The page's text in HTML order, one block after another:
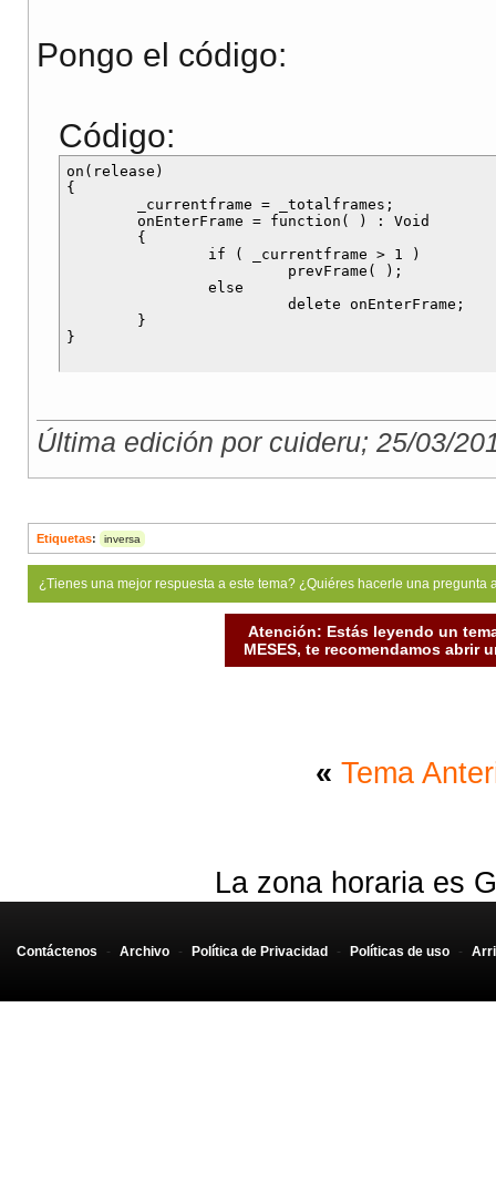
Pongo el código:
Código:
on(release)
{
        _currentframe = _totalframes;
        onEnterFrame = function( ) : Void
        {
                if ( _currentframe > 1 )
                         prevFrame( );
                else
                         delete onEnterFrame;
        }
Última edición por cuideru; 25/03/
Etiquetas: inversa
¿Tienes una mejor respuesta a este tema? ¿Quiéres hacerle una
Atención: Estás leyendo un
MESES, te recomendamos abrir
« Tema
La zona horaria es
Contáctenos - Archivo - Política de Privacidad - Políticas de uso -